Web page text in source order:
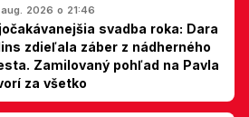
2026 o 21:46
svadba roka: Dara
zdieľala záber z nádherného
Zamilovaný pohľad na Pavla
za všetko